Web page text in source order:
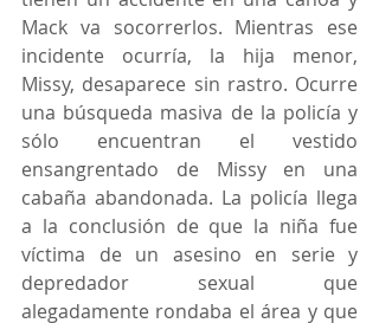
Mack va socorrerlos. Mientras ese
incidente ocurría, la hija menor,
Missy, desaparece sin rastro. Ocurre
una búsqueda masiva de la policía y
sólo encuentran el vestido
ensangrentado de Missy en una
cabaña abandonada. La policía llega
a la conclusión de que la niña fue
víctima de un asesino en serie y
depredador sexual que
alegadamente rondaba el área y que